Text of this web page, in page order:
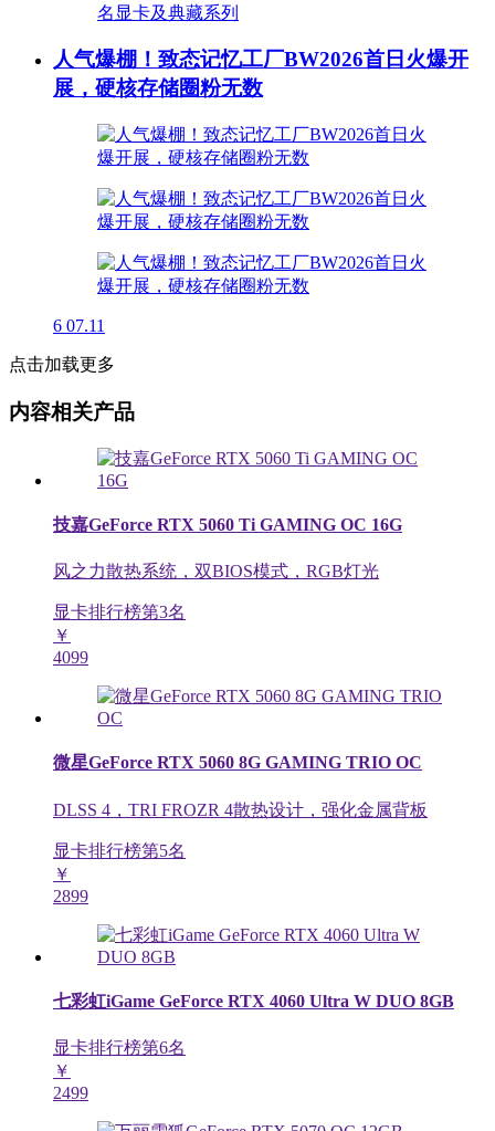
人气爆棚！致态记忆工厂BW2026首日火爆开
展，硬核存储圈粉无数
6 07.11
点击加载更多
内容相关产品
技嘉GeForce RTX 5060 Ti GAMING OC 16G
风之力散热系统，双BIOS模式，RGB灯光
显卡排行榜第3名
￥
4099
微星GeForce RTX 5060 8G GAMING TRIO OC
DLSS 4，TRI FROZR 4散热设计，强化金属背板
显卡排行榜第5名
￥
2899
七彩虹iGame GeForce RTX 4060 Ultra W DUO 8GB
显卡排行榜第6名
￥
2499